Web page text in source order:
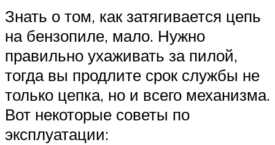
Знать о том, как затягивается цепь
на бензопиле, мало. Нужно
правильно ухаживать за пилой,
тогда вы продлите срок службы не
только цепка, но и всего механизма.
Вот некоторые советы по
эксплуатации: